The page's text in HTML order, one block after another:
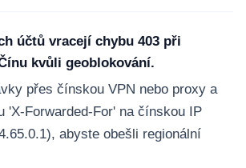
účtů vracejí chybu 403 při
kvůli geoblokování.
přes čínskou VPN nebo proxy a
'X-Forwarded-For' na čínskou IP
abyste obešli regionální